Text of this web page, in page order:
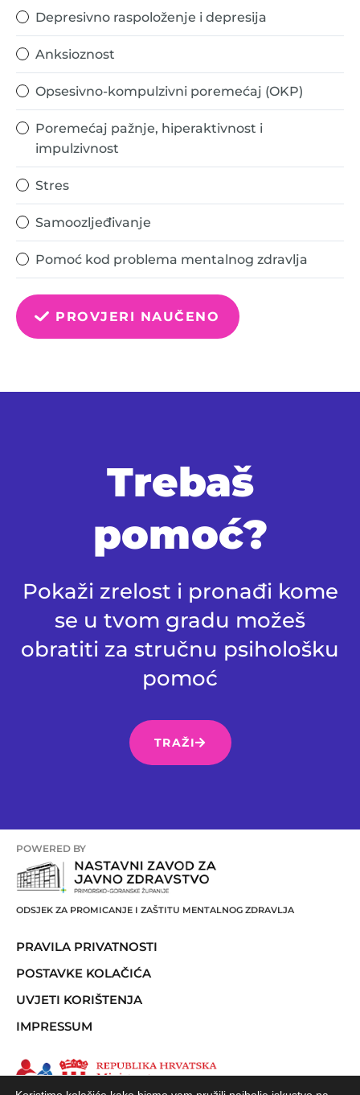
Depresivno raspoloženje i depresija
Anksioznost
Opsesivno-kompulzivni poremećaj (OKP)
Poremećaj pažnje, hiperaktivnost i
impulzivnost
Stres
Samoozljeđivanje
Pomoć kod problema mentalnog zdravlja
PROVJERI NAUČENO
Trebaš
pomoć?
Pokaži zrelost i pronađi kome
se u tvom gradu možeš
obratiti za stručnu psihološku
pomoć
TRAŽI
POWERED BY
ODSJEK ZA PROMICANJE I ZAŠTITU MENTALNOG ZDRAVLJA
PRAVILA PRIVATNOSTI
POSTAVKE KOLAČIĆA
UVJETI KORIŠTENJA
IMPRESSUM